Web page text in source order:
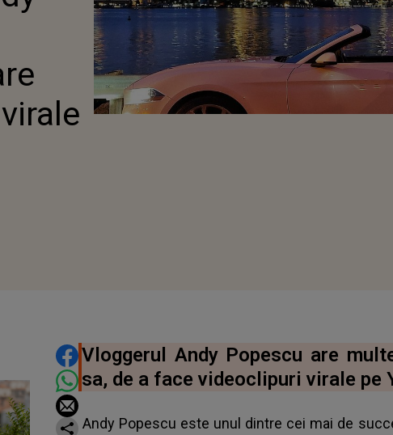
DISTRIBUIE ARTICOLUL
Vloggerul Andy Popescu are
sa, de a face videoclipuri virale pe
Andy Popescu este unul dintre cei mai de